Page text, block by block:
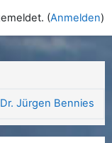
(Anmelden)
Jürgen Bennies